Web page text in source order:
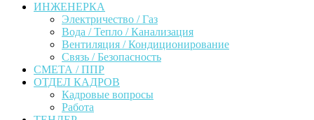
ИНЖЕНЕРКА
Электричество / Газ
Вода / Тепло / Канализация
Вентиляция / Кондиционирование
Связь / Безопасность
СМЕТА / ППР
ОТДЕЛ КАДРОВ
Кадровые вопросы
Работа